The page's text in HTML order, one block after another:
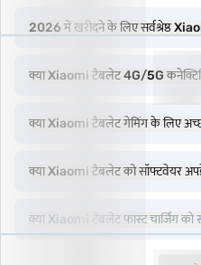
रहने के लिए एक विश्वसनीय डिवाइस की
बनाता है. यह उन प्रोफेशनल्स के लिए
बैटरी लाइफ यह सुनिश्चित करती है कि आप
जो लोग किफायती लेकिन सक्षम विकल्प
बेहतरीन विकल्प है. उदाहरण के लिए,
आवश्यकता है. इसका स्टाइलिश
व्यक्तिगत उपयोग दोनों के लिए एक
वाले व्यक्तियों के लिए, Xiaomi टैबलेट
2026 में खरीदने के लिए सर्वश्रेष्ठ
क्या Xiaomi टैबलेट 4G/5G
क्या Xiaomi टैबलेट गेमिंग के लिए
क्या Xiaomi टैबलेट को सॉफ्टवेयर
क्या Xiaomi टैबलेट फास्ट चार्जिंग को